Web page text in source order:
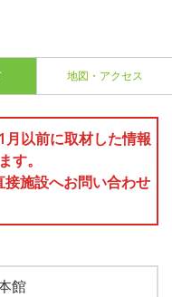
地図・アクセス
以前に取材した情報
す。
施設へお問い合わせ
館